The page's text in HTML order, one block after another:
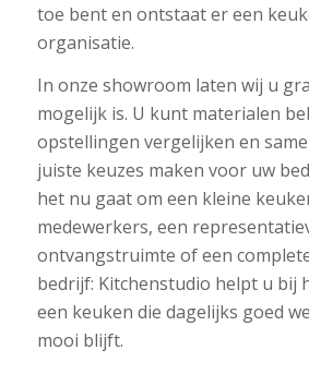
toe bent en ontstaat er een
organisatie.
In onze showroom laten wij u
mogelijk is. U kunt materialen
opstellingen vergelijken en
juiste keuzes maken voor uw
het nu gaat om een kleine
medewerkers, een
ontvangstruimte of een
bedrijf: Kitchenstudio helpt u bij
een keuken die dagelijks goed
mooi blijft.